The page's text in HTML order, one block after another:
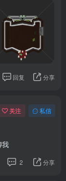
回复 分享
关注 私信
我
2 分享